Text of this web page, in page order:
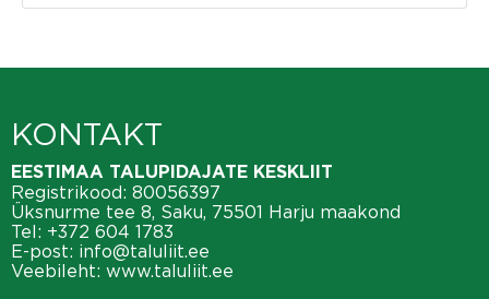
KONTAKT
EESTIMAA TALUPIDAJATE KESKLIIT
Registrikood: 80056397
Üksnurme tee 8, Saku, 75501 Harju maakond
Tel: +372 604 1783
E-post: info@taluliit.ee
Veebileht: www.taluliit.ee